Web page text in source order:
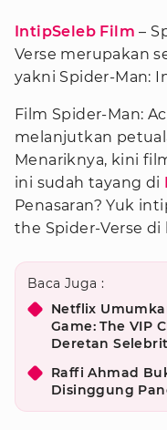
IntipSeleb Film –
Verse merupakan
yakni Spider-Man:
Film Spider-Man:
melanjutkan
Menariknya, kini
ini sudah tayang di
Penasaran? Yuk
the Spider-Verse di
Baca Juga :
Netflix
Game: The VIP
Deretan
Raffi Ahmad
Disinggung